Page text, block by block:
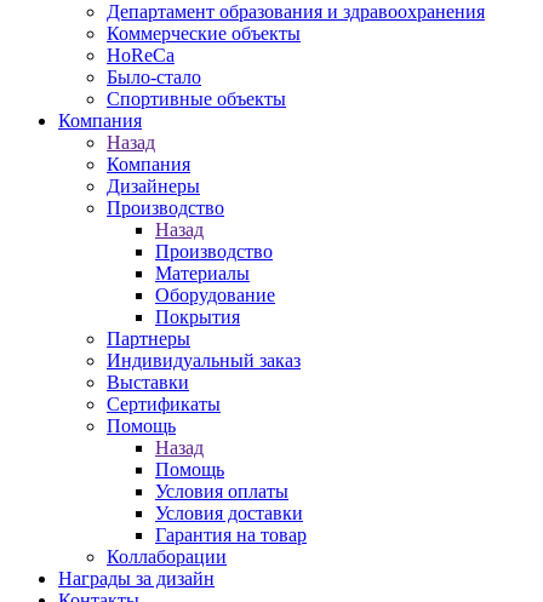
Департамент образования и здравоохранения
Коммерческие объекты
HoReCa
Было-стало
Спортивные объекты
Компания
Назад
Компания
Дизайнеры
Производство
Назад
Производство
Материалы
Оборудование
Покрытия
Партнеры
Индивидуальный заказ
Выставки
Сертификаты
Помощь
Назад
Помощь
Условия оплаты
Условия доставки
Гарантия на товар
Коллаборации
Награды за дизайн